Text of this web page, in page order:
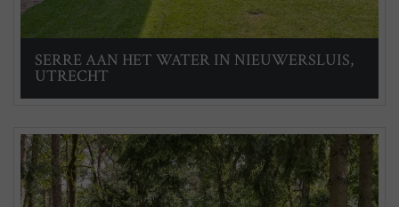
SERRE AAN HET WATER IN NIEUWERSLUIS,
UTRECHT